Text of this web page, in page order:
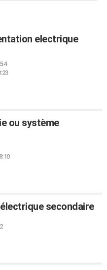
electrique
ou système
secondaire